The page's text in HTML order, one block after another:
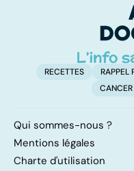
RECETTES RAPPEL
CANCER
Qui sommes-nous ?
Mentions légales
Charte d'utilisation